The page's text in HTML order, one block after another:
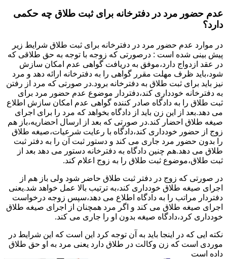
عدم حضور مرد در دفترخانه برای ثبت طلاق چه حکمی
دارد؟
در موارد عدم حضور مرد در دفترخانه برای ثبت طلاق شرایط زیر
پیش بینی شده است : درصورتی که زوجه با توجه به حق طلاقی که
در عقد ازدواج دارد،موفق به دریافت گواهی عدم امکان سازش
شود،باید ظرف مهلت مقرر گواهی را به دفترخانه ارائه دهد و مرد
نیز باید برای ثبت طلاق به دفترخانه برود.در صورتی که مرد از رفتن
به دفترخانه خودداری کند،دفتردار موضوع عدم حضور مرد برای
ثبت طلاق را به دادگاه صادر کننده گواهی عدم امکان سازش اطلاع
می دهد.بعد از این زن باید از دادگاه بخواهد که مرد را برای اجرای
صیغه طلاق احضار کند.در صورتی که بعد از ارسال احضاریه،باز هم
زوج از حضور خودداری کند،دادگاه با رعایت شرعیات،صیغه طلاق
را بدون حضور مرد جاری می کند و دستور ثبت آن را به دفتر ثبت
طلاق می دهد.هم چنین دادگاه به دفترخانه دستور می دهد بعد از
ثبت طلاق،موضوع ثبت طلاق را به زوج اعلام کند.
در صورتی که زوج در دفتر ثبت طلاق حاضر شود ولی باز هم از
اجرای صیغه طلاق خودداری کند،به ترتیب بالا عمل خواهد شد.یعنی
دفتردار مراتب را به دادگاه اطلاع می دهد،سپس زوجه درخواست
اجرای صیغه طلاق می کند و اگر مرد همچنان از اجرای صیغه طلاق
خودداری کرد،دادگاه صیغه بدون او را جاری می کند.
نکته ایی که در اینجا باید به آن توجه کرد این است که این شرایط در
موردی است که زن وکالت در طلاق دارد یعنی مرد به او حق طلاق
داده است